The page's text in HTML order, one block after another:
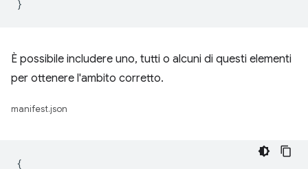
È possibile includere uno, tutti o alcuni di questi elementi
per ottenere l'ambito corretto.
manifest.json
{